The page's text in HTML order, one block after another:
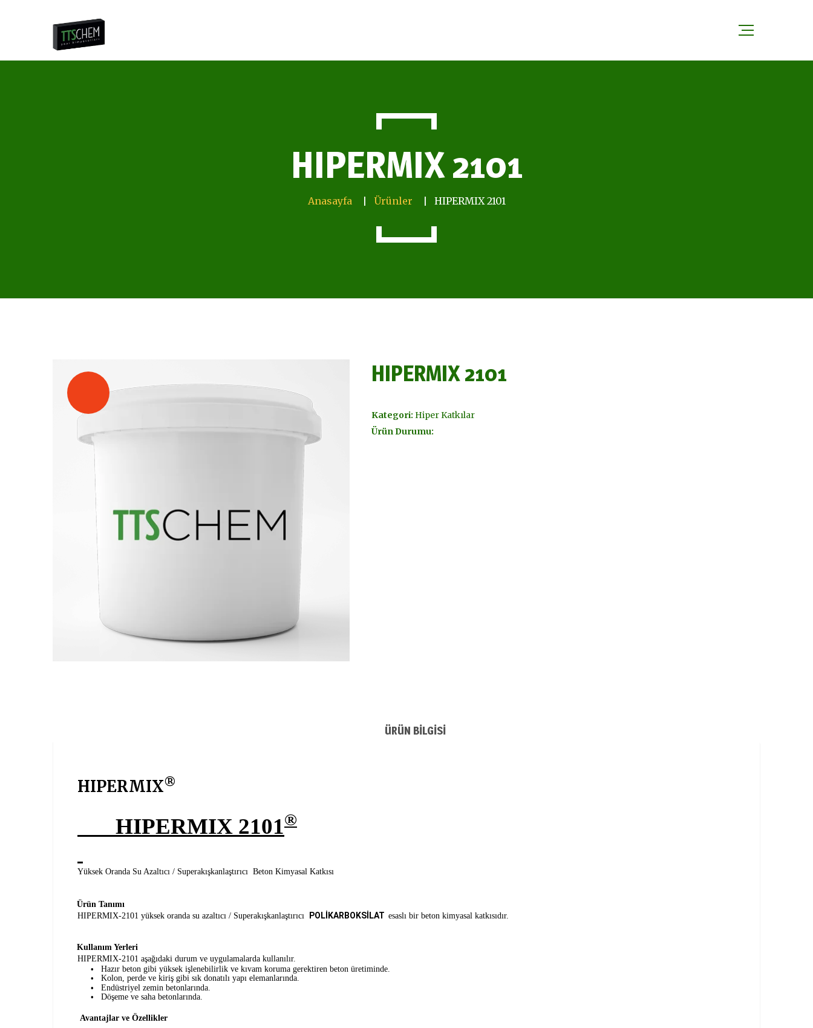
HIPERMIX 2101
Anasayfa Ürünler HIPERMIX 2101
HIPERMIX 2101
Kategori: Hiper Katkılar
Ürün Durumu:
ÜRÜN BILGISI
HIPERMIX®
HIPERMIX 2101®
Yüksek Oranda Su Azaltıcı / Superakışkanlaştırıcı Beton Kimyasal Katkısı
Ürün Tanımı
HIPERMIX-2101 yüksek oranda su azaltıcı / Superakışkanlaştırıcı
POLİKARBOKSİLAT esaslı bir beton kimyasal katkısıdır.
Kullanım Yerleri
HIPERMIX-2101 aşağıdaki durum ve uygulamalarda kullanılır.
• Hazır beton gibi yüksek işlenebilirlik ve kıvam koruma gerektiren beton üretiminde.
• Kolon, perde ve kiriş gibi sık donatılı yapı elemanlarında.
• Endüstriyel zemin betonlarında.
• Döşeme ve saha betonlarında.
Avantajlar ve Özellikler